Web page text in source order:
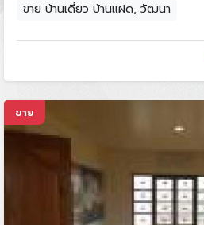
ขาย บ้านเดี่ยว บ้านแฝด, วัฒนา
ขาย